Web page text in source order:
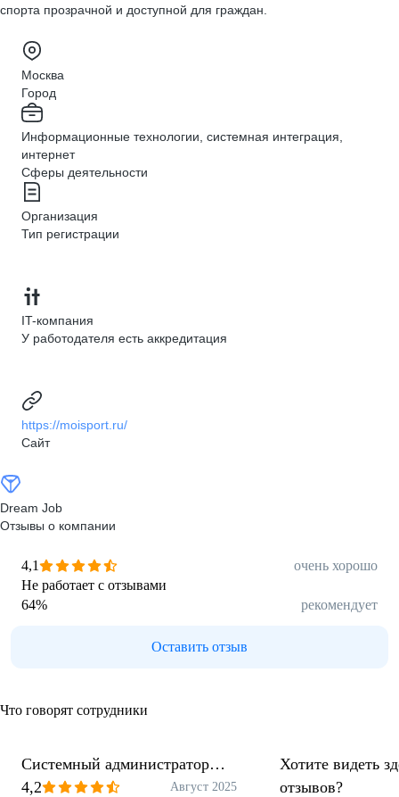
спорта прозрачной и доступной для граждан.
Москва
Город
Информационные технологии, системная интеграция,
интернет
Сферы деятельности
Организация
Тип регистрации
IT-компания
У работодателя есть аккредитация
https://moisport.ru/
Сайт
Dream Job
Отзывы о компании
4,1
очень хорошо
Не работает с отзывами
64% рекомендует
Оставить отзыв
Что говорят сотрудники
Системный администратор
Windows, Администратор 1С
4,2 Август 2025
Хотите видеть
отзывов?